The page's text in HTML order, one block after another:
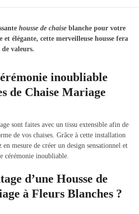
housse de chaise blanche pour votre
élégante, cette merveilleuse housse fera
de valeurs.
inoubliable
de Chaise Mariage
sont faites avec un tissu extensible afin de
de vos chaises. Grâce à cette installation
mesure de créer un design sensationnel et
cérémonie inoubliable.
d’une Housse de
à Fleurs Blanches ?